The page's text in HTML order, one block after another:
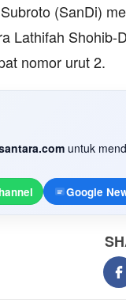
(SanDi)
Lathifah Shohib-
nomor urut 2.
untuk
Google